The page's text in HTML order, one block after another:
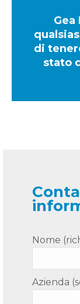
di
stato
Nome
Azienda